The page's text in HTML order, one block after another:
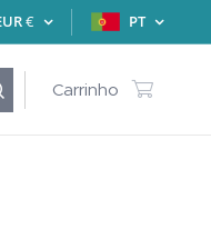
€ PT
Carrinho